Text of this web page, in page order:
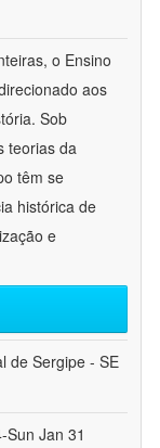
o Ensino
aos
Sob
teorias da
têm se
histórica de
e
de Sergipe - SE
Jan 31